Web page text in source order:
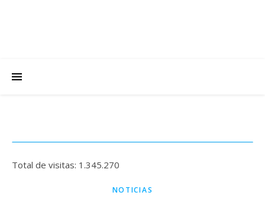
Total de visitas: 1.345.270
NOTICIAS